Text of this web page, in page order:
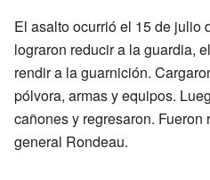
El asalto ocurrió el 15 de julio
lograron reducir a la guardia,
rendir a la guarnición.
pólvora, armas y equipos.
cañones y regresaron.
general Rondeau.